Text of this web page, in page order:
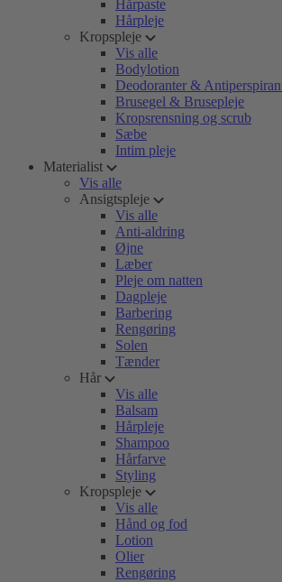
Hårpaste
Hårpleje
Kropspleje
Vis alle
Bodylotion
Deodoranter &
Brusegel & Brusepleje
Kropsrensning og scrub
Sæbe
Intim pleje
Materialist
Vis alle
Ansigtspleje
Vis alle
Anti-aldring
Øjne
Læber
Pleje om natten
Dagpleje
Barbering
Rengøring
Solen
Tænder
Hår
Vis alle
Balsam
Hårpleje
Shampoo
Hårfarve
Styling
Kropspleje
Vis alle
Hånd og fod
Lotion
Olier
Rengøring